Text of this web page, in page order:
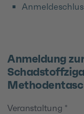
Anmeldung
Veranstaltung *